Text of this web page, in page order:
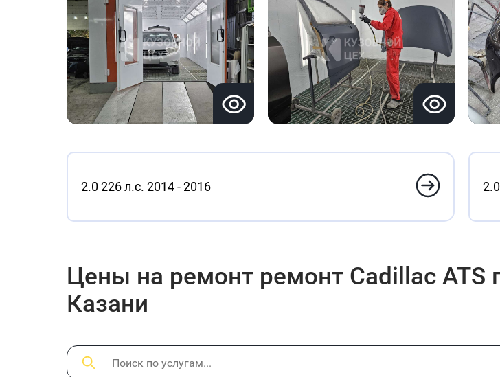
2.0 226 л.с. 2014 - 2016
Цены на ремонт ремонт Cadillac ATS
Казани